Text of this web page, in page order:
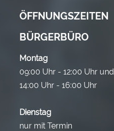
ÖFFNUNGSZEITEN
BÜRGERBÜRO
Montag
09:00 Uhr - 12:00 Uhr und
14:00 Uhr - 16:00 Uhr
Dienstag
nur mit Termin